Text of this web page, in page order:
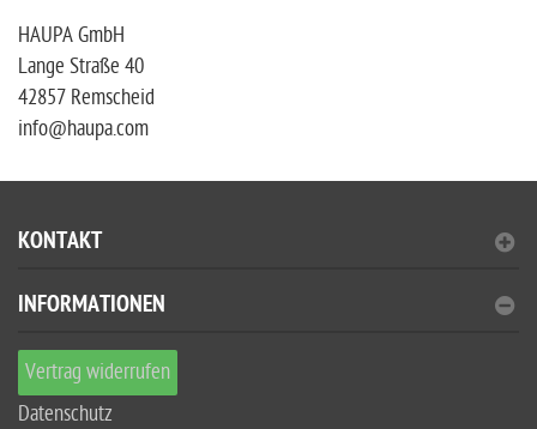
HAUPA GmbH
Lange Straße 40
42857 Remscheid
info@haupa.com
KONTAKT
INFORMATIONEN
Vertrag widerrufen
Datenschutz